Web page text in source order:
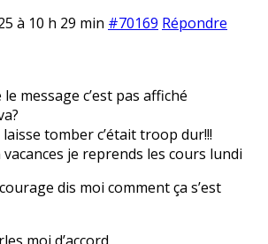
à 10 h 29 min #70169 Répondre
message c’est pas affiché
tomber c’était troop dur!!!
je reprends les cours lundi
dis moi comment ça s’est